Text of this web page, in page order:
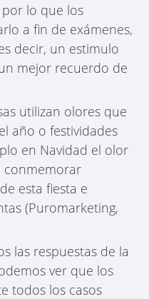
lo que los
a fin de exámenes,
decir, un estimulo
mejor recuerdo de
utilizan olores que
año o festividades
en Navidad el olor
conmemorar
esta fiesta e
(Puromarketing,
las respuestas de la
ver que los
todos los casos